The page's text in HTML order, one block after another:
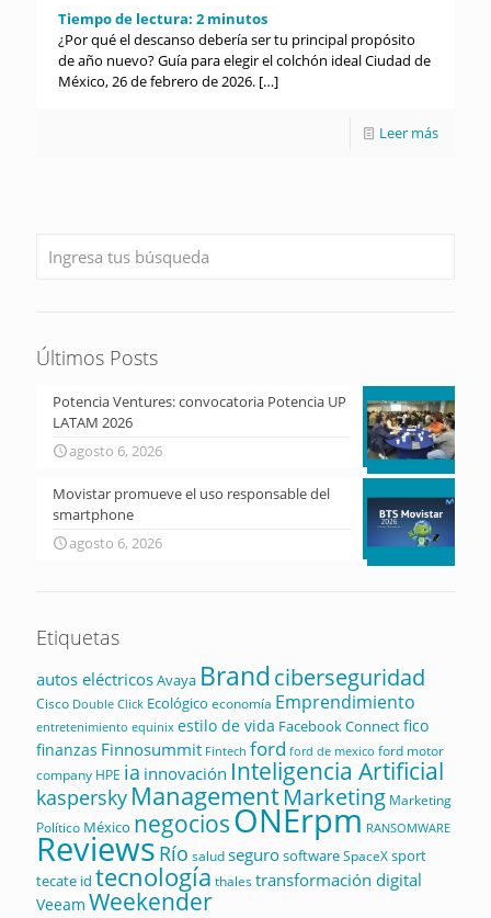
Tiempo de lectura: 2 minutos
¿Por qué el descanso debería ser tu principal propósito
de año nuevo? Guía para elegir el colchón ideal Ciudad de
México, 26 de febrero de 2026. […]
Leer más
Últimos Posts
Potencia Ventures: convocatoria Potencia UP
LATAM 2026
agosto 6, 2026
Movistar promueve el uso responsable del
smartphone
agosto 6, 2026
Etiquetas
autos eléctricosAvaya Brandciberseguridad
Cisco Double Click Ecológico economía Emprendimiento
entretenimiento equinix estilo de vida Facebook Connectfico
finanzas Finnosummit Fintech ford ford de mexico ford motor
company HPE ia innovación Inteligencia Artificial
kaspersky ManagementMarketing Marketing
Político México negociosONErpm RANSOMWARE
Reviews Río saludsegurosoftwareSpaceXsport
tecate id tecnología thalestransformación digital
Veeam Weekender